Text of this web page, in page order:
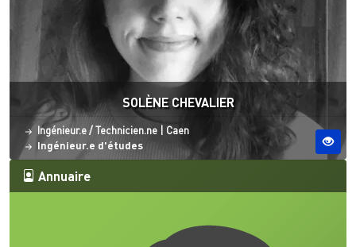
SOLÈNE CHEVALIER
Statut
Ingénieur.e / Technicien.ne Site ESO
Caen
Ingénieur.e d'études
Annuaire